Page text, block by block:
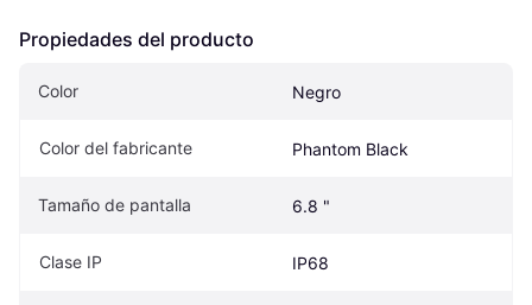
Propiedades del producto
Color Negro
Color del fabricante Phantom Black
Tamaño de pantalla 6.8 "
Clase IP IP68